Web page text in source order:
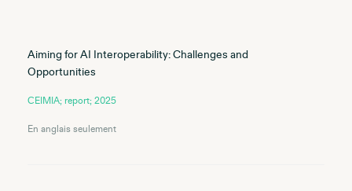
Aiming for AI Interoperability: Challenges and
Opportunities
CEIMIA; report; 2025
En anglais seulement